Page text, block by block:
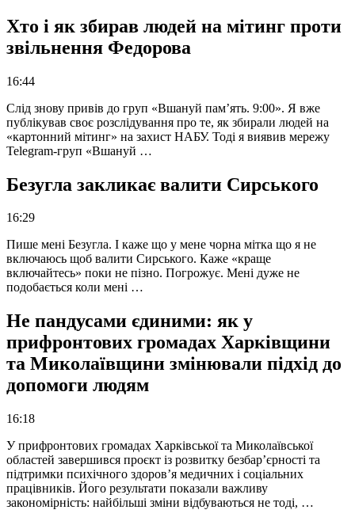
Хто і як збирав людей на мітинг проти
звільнення Федорова
16:44
Слід знову привів до груп «Вшануй пам’ять. 9:00». Я вже
публікував своє розслідування про те, як збирали людей на
«картонний мітинг» на захист НАБУ. Тоді я виявив мережу
Telegram-груп «Вшануй …
Безугла закликає валити Сирського
16:29
Пише мені Безугла. І каже що у мене чорна мітка що я не
включаюсь щоб валити Сирського. Каже «краще
включайтесь» поки не пізно. Погрожує. Мені дуже не
подобається коли мені …
Не пандусами єдиними: як у
прифронтових громадах Харківщини
та Миколаївщини змінювали підхід до
допомоги людям
16:18
У прифронтових громадах Харківської та Миколаївської
областей завершився проєкт із розвитку безбар’єрності та
підтримки психічного здоров’я медичних і соціальних
працівників. Його результати показали важливу
закономірність: найбільші зміни відбуваються не тоді, …